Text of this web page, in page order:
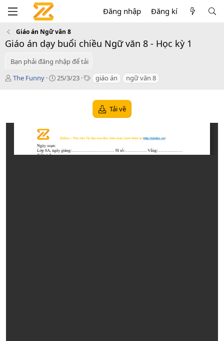
Đăng nhập Đăng kí
Giáo án Ngữ văn 8
Giáo án dạy buổi chiều Ngữ văn 8 - Học kỳ 1
Bạn phải đăng nhập để tải
T
ả
The Funny
C
n
d
25/3/23
T
s
giáo án ngữ văn 8
Tải về